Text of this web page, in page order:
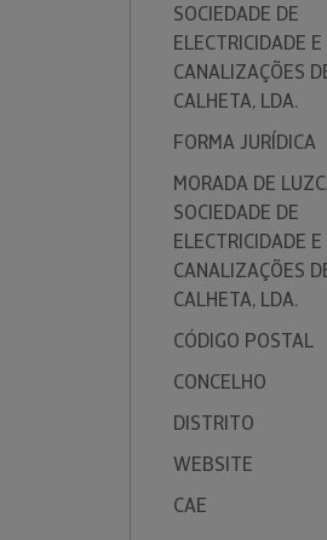
SOCIEDADE DE
ELECTRICIDADE E
CANALIZAÇÕES
CALHETA, LDA.
FORMA JURÍDICA
MORADA DE
SOCIEDADE DE
ELECTRICIDADE E
CANALIZAÇÕES
CALHETA, LDA.
CÓDIGO POSTAL
CONCELHO
DISTRITO
WEBSITE
CAE